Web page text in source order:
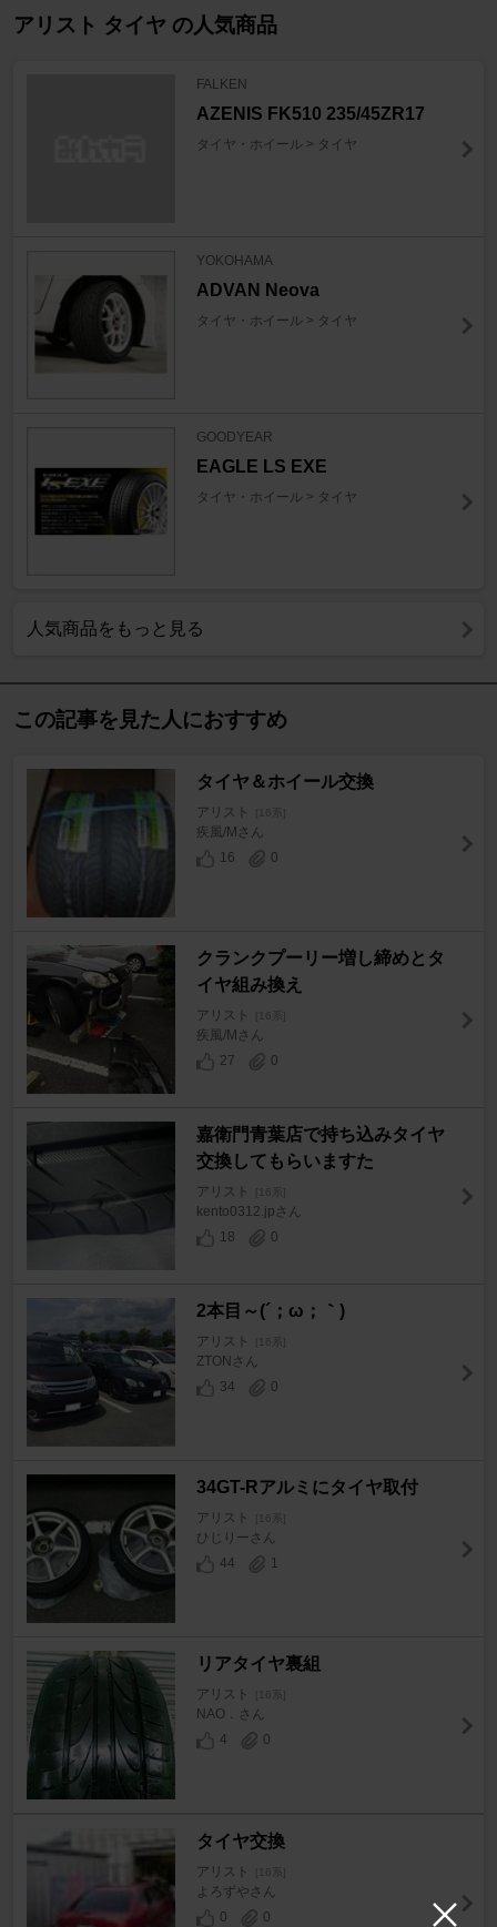
アリスト タイヤ の人気商品
FALKEN
AZENIS FK510 235/45ZR17
タイヤ・ホイール > タイヤ
YOKOHAMA
ADVAN Neova
タイヤ・ホイール > タイヤ
GOODYEAR
EAGLE LS EXE
タイヤ・ホイール > タイヤ
人気商品をもっと見る
この記事を見た人におすすめ
タイヤ＆ホイール交換
アリスト [16系]
疾風/Mさん
16
0
クランクプーリー増し締めとタ
イヤ組み換え
アリスト [16系]
疾風/Mさん
27
0
嘉衛門青葉店で持ち込みタイヤ
交換してもらいますた
アリスト [16系]
kento0312.jpさん
18
0
2本目～(´；ω；｀)
アリスト [16系]
ZTONさん
34
0
34GT-Rアルミにタイヤ取付
アリスト [16系]
ひじりーさん
44
1
リアタイヤ裏組
アリスト [16系]
NAO．さん
4
0
タイヤ交換
アリスト [16系]
よろずやさん
0
0